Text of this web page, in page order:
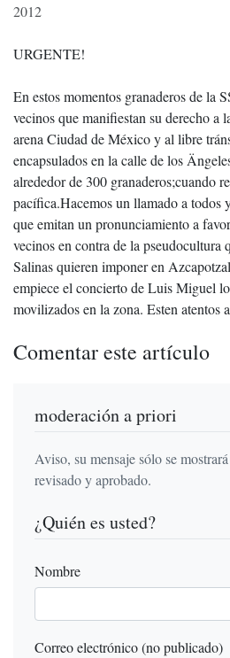
2012
URGENTE!
En estos momentos granaderos de la
vecinos que manifiestan su derecho a
arena Ciudad de México y al libre
encapsulados en la calle de los
alrededor de 300 granaderos;cuando
pacífica.Hacemos un llamado a todos
que emitan un pronunciamiento a
vecinos en contra de la
Salinas quieren imponer en
empiece el concierto de Luis Miguel
movilizados en la zona. Esten atentos
Comentar este artículo
moderación a priori
Aviso, su mensaje sólo se
revisado y aprobado.
¿Quién es usted?
Nombre
Correo electrónico (no publicado)